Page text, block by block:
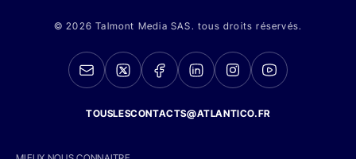
© 2026 Talmont Media SAS. tous droits réservés.
TOUSLESCONTACTS@ATLANTICO.FR